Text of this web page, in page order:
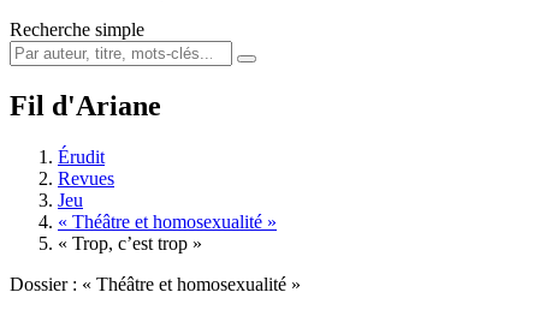
Recherche simple
Fil d'Ariane
Érudit
Revues
Jeu
« Théâtre et homosexualité »
« Trop, c’est trop »
Dossier : « Théâtre et homosexualité »